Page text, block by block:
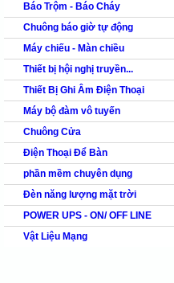
Báo Trộm - Báo Cháy
Chuông báo giờ tự động
Máy chiếu - Màn chiều
Thiết bị hội nghị truyền...
Thiết Bị Ghi Âm Điện Thoại
Máy bộ đàm vô tuyến
Chuông Cửa
Điện Thoại Để Bàn
phần mềm chuyên dụng
Đèn năng lượng mặt trời
POWER UPS - ON/ OFF LINE
Vật Liệu Mạng